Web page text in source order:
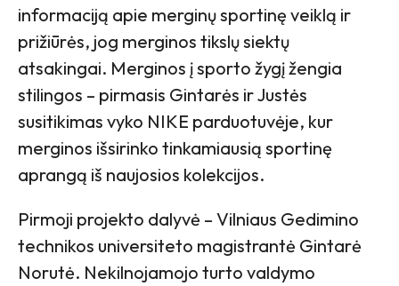
informaciją apie merginų sportinę veiklą ir
prižiūrės, jog merginos tikslų siektų
atsakingai. Merginos į sporto žygį žengia
stilingos – pirmasis Gintarės ir Justės
susitikimas vyko NIKE parduotuvėje, kur
merginos išsirinko tinkamiausią sportinę
aprangą iš naujosios kolekcijos.
Pirmoji projekto dalyvė – Vilniaus Gedimino
technikos universiteto magistrantė Gintarė
Norutė. Nekilnojamojo turto valdymo